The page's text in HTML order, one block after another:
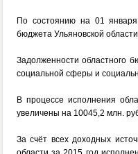
По состоянию на 01 января
бюджета Ульяновской
Задолженности областного
социальной сферы и
В процессе исполнения
увеличены на 10045,2 млн.
За счёт всех доходных